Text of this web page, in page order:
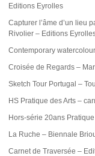
Editions Eyrolles
Capturer l’âme d’un lieu
Rivolier – Editions
Contemporary
Croisée de Regards –
Sketch Tour Portugal –
HS Pratique des Arts –
Hors-série 20ans
La Ruche – Biennale
Carnet de Traversée –